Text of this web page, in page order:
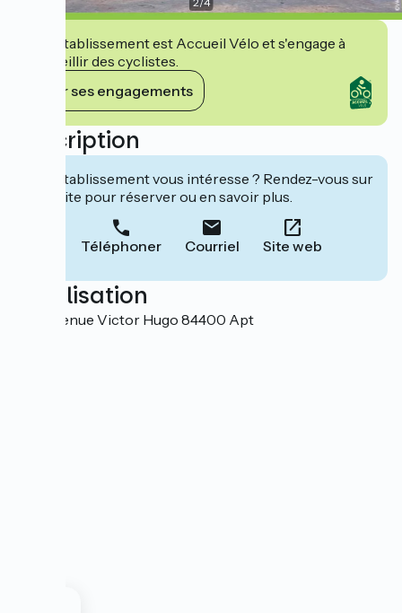
Cet établissement est Accueil Vélo et s'engage à
accueillir des cyclistes.
Voir ses engagements
Description
Cet établissement vous intéresse ? Rendez-vous sur
leur site pour réserver ou en savoir plus.
Téléphoner Courriel Site web
Localisation
508 Avenue Victor Hugo 84400 Apt